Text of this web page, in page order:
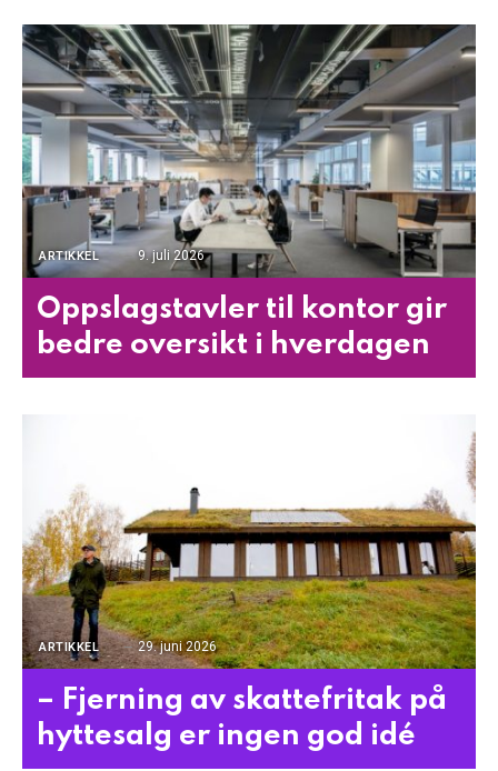
ARTIKKEL 9. juli 2026
Oppslagstavler til kontor gir
bedre oversikt i hverdagen
ARTIKKEL 29. juni 2026
– Fjerning av skattefritak på
hyttesalg er ingen god idé